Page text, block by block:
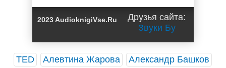
2023 AudioknigiVse.Ru
Друзья сайта:
Звуки Бу
TED Алевтина Жарова
Александр Башков